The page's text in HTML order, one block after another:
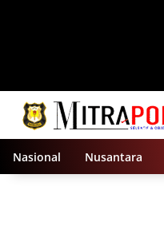
Nasional Nusantara